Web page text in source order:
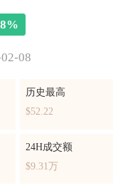
08
历史最高
$52.22
24H成交额
$9.31万